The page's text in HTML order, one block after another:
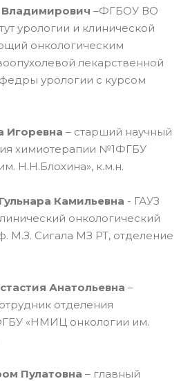
–ФГБОУ ВО
урологии и клинической
онкологическим
лекарственной
урологии с курсом
Игоревна – старший научный
химиотерапии №1ФГБУ
Н.Н.Блохина», к.м.н.
Камильевна - ГАУЗ
онкологический
М.З. Сигала МЗ РТ, отделение
Анатольевна –
отделения
«НМИЦ онкологии им.
Пулатовна – главный